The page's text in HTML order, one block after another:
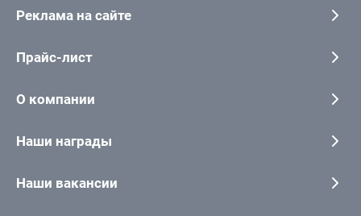
Реклама на сайте
Прайс-лист
О компании
Наши награды
Наши вакансии